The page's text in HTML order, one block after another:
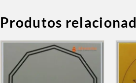
Produtos